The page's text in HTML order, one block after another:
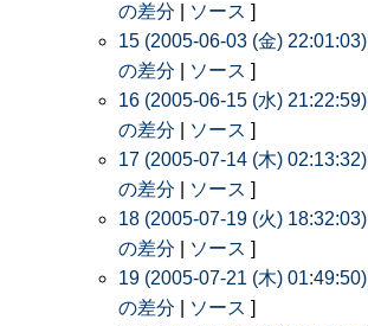
の差分
ソース ]
15 (2005-06-03 (金) 22:01:03)
の差分
ソース ]
16 (2005-06-15 (水) 21:22:59)
の差分
ソース ]
17 (2005-07-14 (木) 02:13:32)
の差分
ソース ]
18 (2005-07-19 (火) 18:32:03)
の差分
ソース ]
19 (2005-07-21 (木) 01:49:50)
の差分
ソース ]